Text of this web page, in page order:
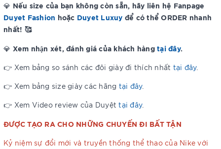
💎 Nếu size của bạn không còn sẵn, hãy liên hệ Fanpage
Duyet Fashion hoặc Duyet Luxuy để có thể ORDER nhanh
nhất! 🥰
💎 Xem nhận xét, đánh giá của khách hàng tại đây.
👉 Xem bảng so sánh các đôi giày đi thích nhất tại đây.
👉 Xem bảng size giày các hãng tại đây.
👉 Xem Video review của Duyệttại đây.
ĐƯỢC TẠO RA CHO NHỮNG CHUYẾN ĐI BẤT TẬN
Kỷ niệm sự đổi mới và truyền thống thể thao của Nike với